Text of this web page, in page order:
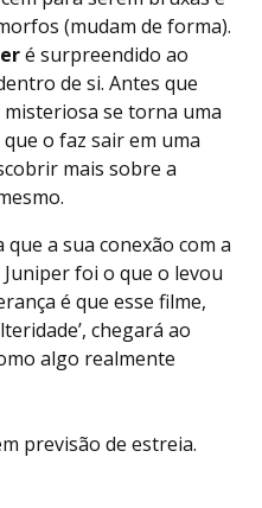
(mudam de forma).
é surpreendido ao
de si. Antes que
se torna uma
o faz sair em uma
mais sobre a
a sua conexão com a
foi o que o levou
é que esse filme,
chegará ao
algo realmente
previsão de estreia.